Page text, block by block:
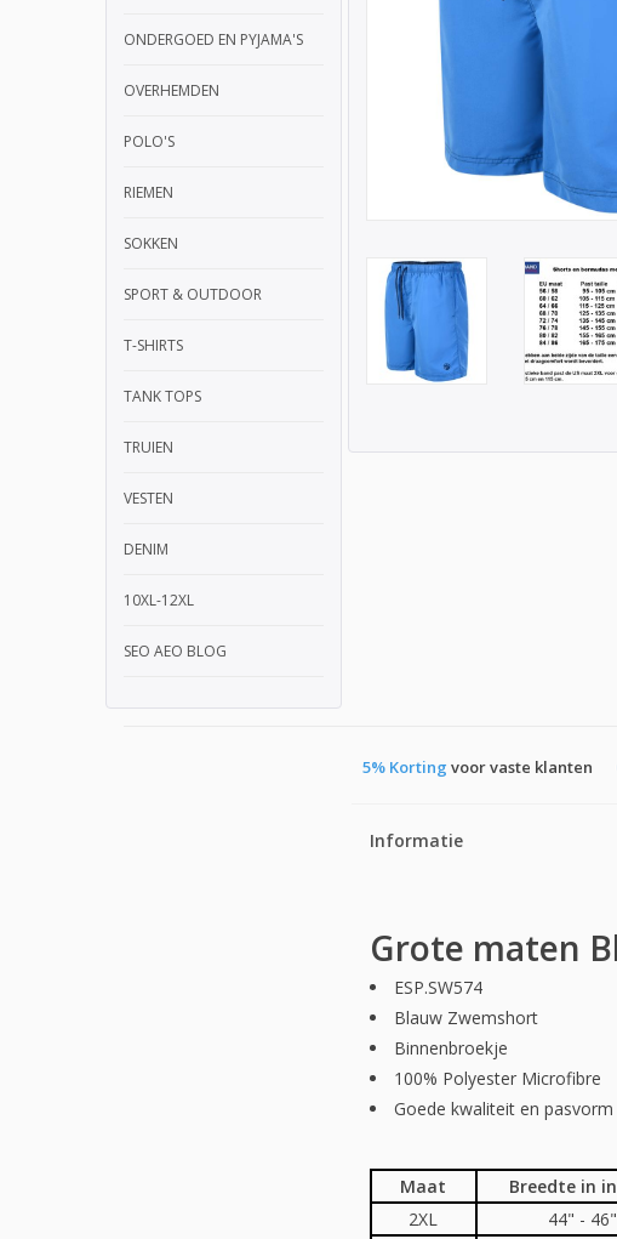
ONDERGOED EN PYJAMA'S
OVERHEMDEN
POLO'S
RIEMEN
SOKKEN
SPORT & OUTDOOR
T-SHIRTS
TANK TOPS
TRUIEN
VESTEN
DENIM
10XL-12XL
SEO AEO BLOG
5% Korting voor vaste klanten
Informatie
Grote maten
ESP.SW574
Blauw Zwemshort
Binnenbroekje
100% Polyester Microfibre
Goede kwaliteit en pasvorm
Maat Breedte in
2XL
44" - 46"